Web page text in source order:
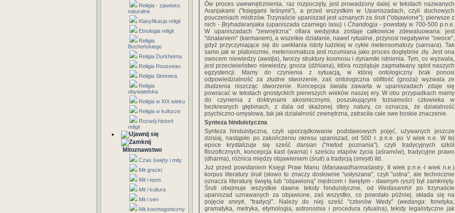
Religia - zjawisko
naturalne
Klasyfikacja religii
Etnologia religii
Religia
Bocheńskiego
Religia Durkheima
Religia Rousseau
Religia Skinnera
Religia
obywatelska
Religia w XIX wieku
Religia w kulturze
Rozwój historii
religii
Mitoznawstwo
Czas święty i mity
Mit grecki
Mit i epos
Mit i kultura
Mit i sen
Mit kosmogoniczny
Ów proces uwewnętrznienia, raz rozpoczęty, jest prowadzony dalej w tekstach nazwanych
Aranjakami ("księgami leśnymi"), a przed wszystkim w Upaniszadach, czyli duchowych
pouczeniach mistrzów. Trzynaście upaniszad jest uznanych za śruti("objawione"); pierwsze z
nich -Bryhadaranjaka(upaniszada czarnego lasu) i Ćhandogja- powstały w 700-500 p.n.e.
W upaniszadach "zewnętrzna" ofiara wedyjska zostaje całkowicie zdewaluowana: jest
"działaniem" (karmanem), a wszelkie działanie, nawet rytualne, przynosi negatywne "owoce",
gdyż przyczyniające się do uwikłania istoty ludzkiej w cykle metensomatozy (sansara). Tak
samo jak w platonizmie, metensomatoza jest rozumiana jako proces dogłębnie zły. Jest ona
owocem niewiedzy (awidja), tworzy struktury kosmosu i dynamiki istnienia. Tym, co wyzwala,
jest przeciwieństwo niewiedzy, gnoza (dźńiana), która rozplątuje zagmatwany splot naszych
egzystencji. Mamy do czynienia z sytuacją, w której ontologiczny brak ponosi
odpowiedzialność za złudne stworzenie, zaś ontologiczna obfitość (gnoza) wyzwala ze
złudzenia niszcząc stworzenie. Koncepcja świata zawarta w upaniszadach zdaje się
powracać w tekstach gnostyckich pierwszych wieków naszej ery. W obu przypadkach mamy
do czynienia z doktrynami akosmicznymi, poszukującymi tożsamości człowieka w
bezkresnych głębinach, z dala od skażonej sfery natury, co oznacza, że działalność
psychiczno-umysłowa, tak jak działalność zewnętrzna, zatraciła całe swe boskie znaczenie.
Synteza hinduistyczna
Synteza hinduistyczna, czyli uporządkowanie podstawowych pojęć, używanych jeszcze
dzisiaj, nastąpiło po zakończeniu okresu upaniszad, od 500 r. p.n.e. po V wiek n.e. W tej
epoce krystalizuje się sześć darsian ("metod poznania"), czyli tradycyjnych szkół
filozoficznych, koncepcja kast (warna) i sześciu etapów życia (aśramów), tradycyjne prawo
(dharma), różnica między objawieniem (śruti) a tradycją (smryti) itd.
Już przed powstaniem Księgi Praw Manu (Manawadharmaśastry, II wiek p.n.e.-I wiek n.e.)
korpus literatury śruti(słowo to znaczy dosłownie "usłyszana", czyli "ustna", ale technicznie
oznacza literaturę świętą lub "objawioną" mędrcom i świętym - dawnym ryszi) był zamknięty.
Śruti obejmuje wszystkie dawne teksty hinduistyczne, od Wedasamhitpo trzynaście
upaniszad uznawanych za objawione, zaś wszystko, co powstało później, składa się na
pojęciesmryti, "tradycji". Należy do niej sześć "członów Wedy" (wedanga: fonetyka,
gramatyka, metryka, etymologia, astronomia i procedura rytualna), teksty legalistyczne jak